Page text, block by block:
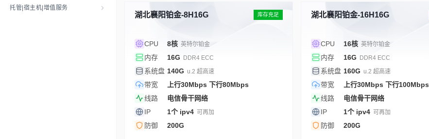
托管|宿主机|增值服务
湖北襄阳铂金-8H16G 库存充足
CPU 8核 英特尔铂金
内存 16G DDR4 ECC
系统盘 140G u.2 超高速
带宽
上行30Mbps 下行80Mbps
线路
电信骨干网络
IP
1个 ipv4 可再加
防御 200G
湖北襄阳铂金-16H16G
CPU 16核 英特尔铂金
内存 16G DDR4 ECC
系统盘 160G u.2 超高速
带宽
上行30Mbps 下行100Mbps
线路
电信骨干网络
IP
1个 ipv4 可再加
防御 200G